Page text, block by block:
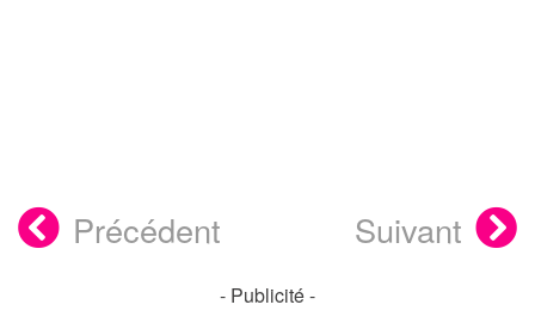
Précédent Suivant
- Publicité -